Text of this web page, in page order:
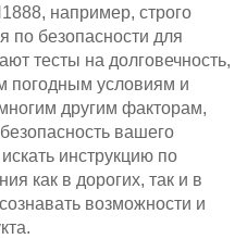
например, строго
по безопасности для
тесты на долговечность,
погодным условиям и
другим факторам,
вашего
инструкцию по
как в дорогих, так и в
возможности и